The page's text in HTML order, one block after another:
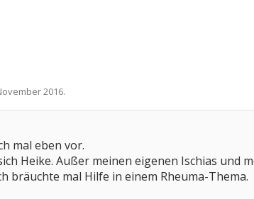
2016.
mal eben vor.
Heike. Außer meinen eigenen Ischias und
bräuchte mal Hilfe in einem Rheuma-Thema.